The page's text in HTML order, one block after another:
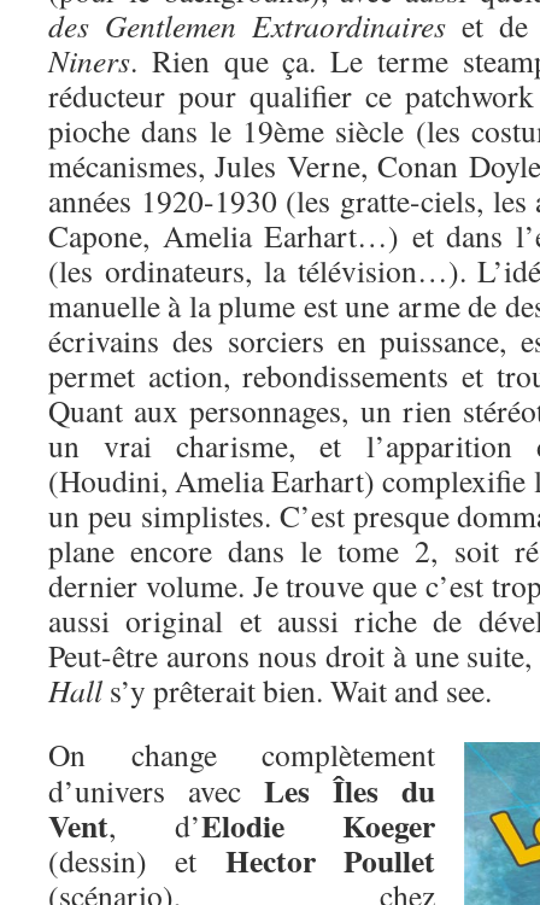
des Gentlemen Extraordinaireset
Niners. Rien que ça. Le terme
réducteur pour qualifier ce
pioche dans le 19ème siècle (les
mécanismes, Jules Verne, Conan
années 1920-1930 (les gratte-ciels,
Capone, Amelia Earhart…) et dans
(les ordinateurs, la télévision…).
manuelle à la plume est une arme de
écrivains des sorciers en puissance,
permet action, rebondissements et
Quant aux personnages, un rien
un vrai charisme, et l’apparition
(Houdini, Amelia Earhart) complexifie
un peu simplistes. C’est presque
plane encore dans le tome 2, soit
dernier volume. Je trouve que c’est
aussi original et aussi riche de
Peut-être aurons nous droit à une
Hall s’y prêterait bien. Wait and see.
On change complètement
d’univers avec Les Îles du
Vent, d’Elodie Koeger
(dessin) et Hector Poullet
(scénario), chez